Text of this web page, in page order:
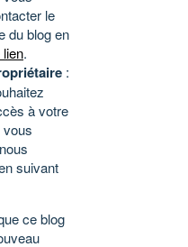
le
du blog en
.
:
à votre
vous
suivant
ce blog